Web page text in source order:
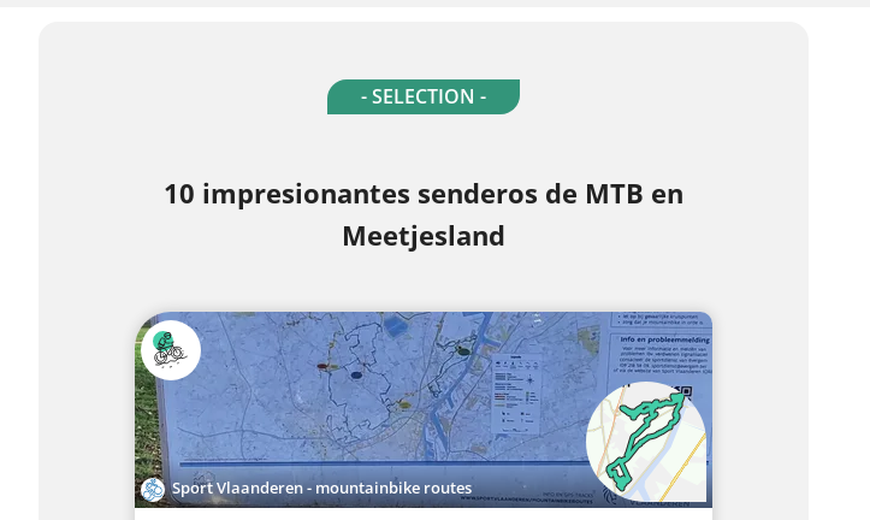
- SELECTION -
10 impresionantes senderos de MTB en
Meetjesland
Sport Vlaanderen - mountainbike routes